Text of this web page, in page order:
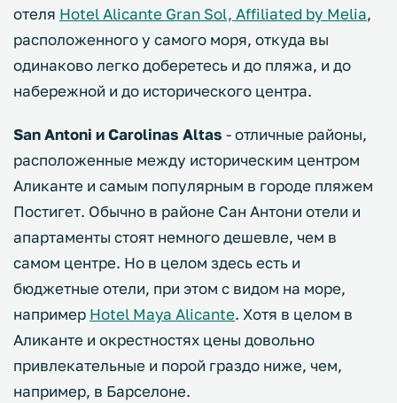
отеля Hotel Alicante Gran Sol, Affiliated by Melia,
расположенного у самого моря, откуда вы
одинаково легко доберетесь и до пляжа, и до
набережной и до исторического центра.
San Antoni и Carolinas Altas - отличные районы,
расположенные между историческим центром
Аликанте и самым популярным в городе пляжем
Постигет. Обычно в районе Сан Антони отели и
апартаменты стоят немного дешевле, чем в
самом центре. Но в целом здесь есть и
бюджетные отели, при этом с видом на море,
например Hotel Maya Alicante. Хотя в целом в
Аликанте и окрестностях цены довольно
привлекательные и порой граздо ниже, чем,
например, в Барселоне.